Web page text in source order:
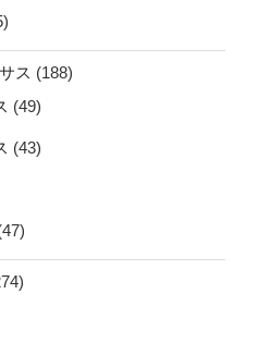
ス (188)
(49)
(43)